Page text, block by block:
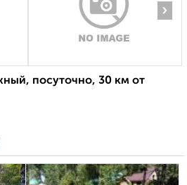
›
посуточно, 30 км от